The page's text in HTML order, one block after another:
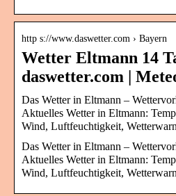
http s://www.daswetter.com › Bayern
Wetter Eltmann 14
daswetter.com |
Das Wetter in Eltmann –
Aktuelles Wetter in Eltmann:
Wind, Luftfeuchtigkeit,
Das Wetter in Eltmann –
Aktuelles Wetter in Eltmann:
Wind, Luftfeuchtigkeit,